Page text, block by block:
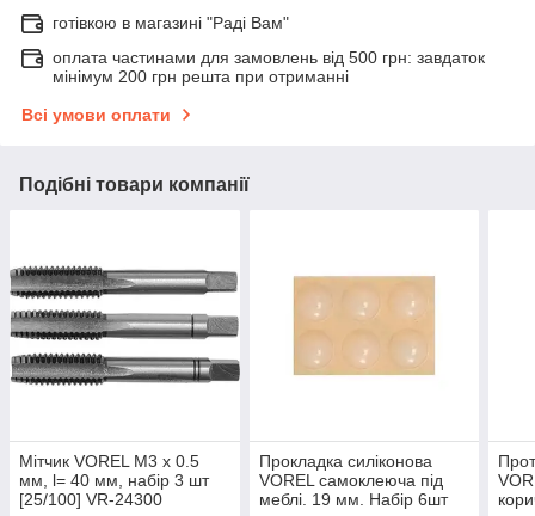
готівкою в магазині "Раді Вам"
оплата частинами для замовлень від 500 грн: завдаток
мінімум 200 грн решта при отриманні
Всі умови оплати
Подібні товари компанії
Мітчик VOREL М3 х 0.5
мм, l= 40 мм, набір 3 шт
[25/100] VR-24300
Прокладка силіконова
VOREL самоклеюча під
меблі. 19 мм. Набір 6шт